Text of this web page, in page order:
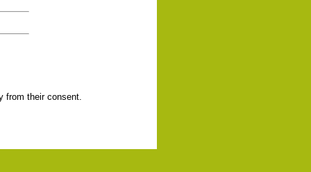
from their consent.